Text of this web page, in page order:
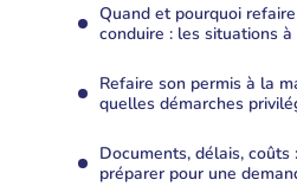
Quand et pourquoi
conduire : les situations
Refaire son permis à la
quelles démarches
Documents, délais, coûts
préparer pour une